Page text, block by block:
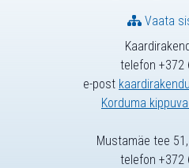
telefon +372
e-post
Korduma
Vaata
Mustamäe tee
telefon +372